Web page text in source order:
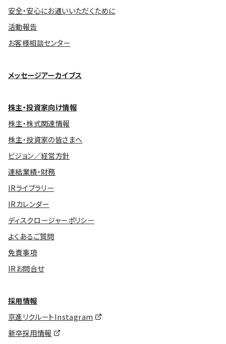
安全・安心にお通いいただくために
活動報告
お客様相談センター
メッセージアーカイブス
株主・投資家向け情報
株主・株式関連情報
株主・投資家の皆さまへ
ビジョン／経営方針
連結業績・財務
IRライブラリー
IRカレンダー
ディスクロージャーポリシー
よくあるご質問
免責事項
IRお問合せ
採用情報
京進リクルートInstagram
新卒採用情報